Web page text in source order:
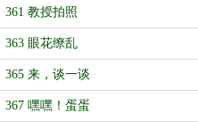
361 教授拍照
363 眼花缭乱
365 来，谈一谈
367 嘿嘿！蛋蛋